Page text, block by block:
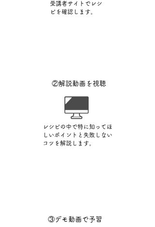
受講者サイトでレシ
ピを確認します。
​②解説動画を視聴
レシピの中で特に知ってほ
しいポイントと失敗しない
コツを解説します。
​③デモ動画で予習